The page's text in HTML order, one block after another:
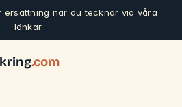
ersättning när du tecknar via våra
länkar.
.com